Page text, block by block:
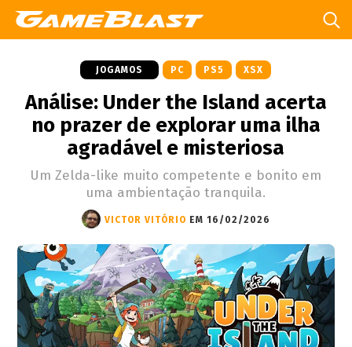
JOGAMOS PC PS5 XSX
Análise: Under the Island acerta
no prazer de explorar uma ilha
agradável e misteriosa
Um Zelda-like muito competente e bonito em
uma ambientação tranquila.
VICTOR VITÓRIO EM 16/02/2026